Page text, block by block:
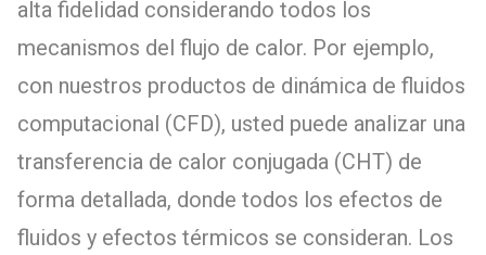
alta fidelidad considerando todos los
mecanismos del flujo de calor. Por ejemplo,
con nuestros productos de dinámica de fluidos
computacional (CFD), usted puede analizar una
transferencia de calor conjugada (CHT) de
forma detallada, donde todos los efectos de
fluidos y efectos térmicos se consideran. Los